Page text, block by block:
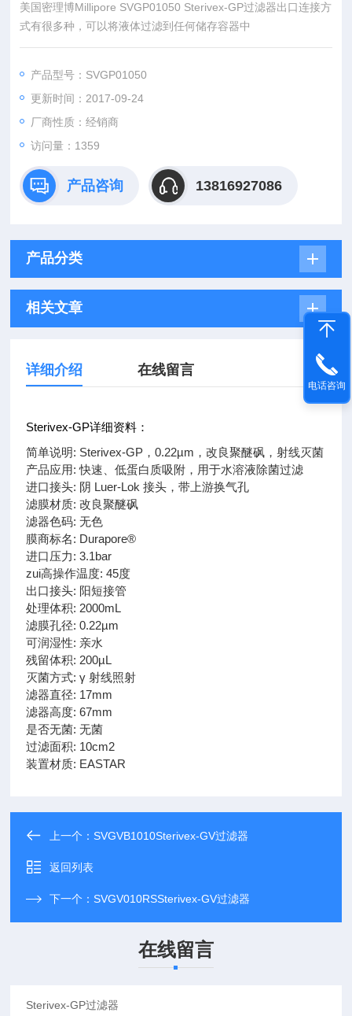
美国密理博Millipore SVGP01050 Sterivex-GP过滤器出口连接方
式有很多种，可以将液体过滤到任何储存容器中
产品型号：SVGP01050
更新时间：2017-09-24
厂商性质：经销商
访问量：1359
产品咨询 13816927086
产品分类
相关文章
详细介绍 在线留言
Sterivex-GP详细资料：
简单说明: Sterivex-GP，0.22µm，改良聚醚砜，射线灭菌
产品应用: 快速、低蛋白质吸附，用于水溶液除菌过滤
进口接头: 阴 Luer-Lok 接头，带上游换气孔
滤膜材质: 改良聚醚砜
滤器色码: 无色
膜商标名: Durapore®
进口压力: 3.1bar
zui高操作温度: 45度
出口接头: 阳短接管
处理体积: 2000mL
滤膜孔径: 0.22µm
可润湿性: 亲水
残留体积: 200µL
灭菌方式: γ 射线照射
滤器直径: 17mm
滤器高度: 67mm
是否无菌: 无菌
过滤面积: 10cm2
装置材质: EASTAR
上一个：SVGVB1010Sterivex-GV过滤器
返回列表
下一个：SVGV010RSSterivex-GV过滤器
在线留言
电话咨询